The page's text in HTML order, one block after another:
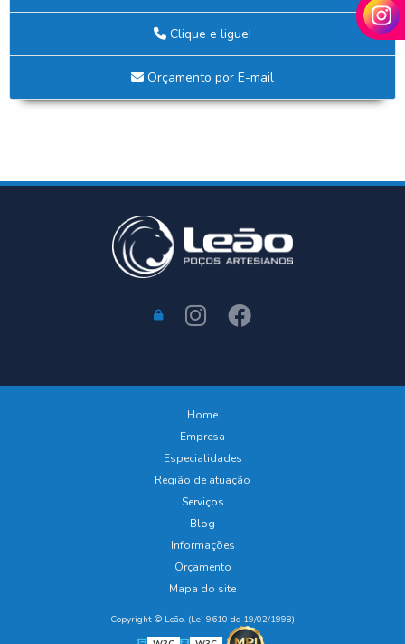
Nova fachada da Leão Poços Artesianos!
O BARATO PODE LHE CUSTAR CARO
PALESTRA DE CONSCIENTIZAÇÃO NOVEMBRO AZUL!
POÇO MAL INSTALADO SAÍ BARATO, MAS CUSTA CARO
SIPAT 2024: Segurança em Primeiro Lugar!
Clique e ligue!
Orçamento por E-mail
Home
Empresa
Especialidades
Região de atuação
Serviços
Blog
Informações
Orçamento
Mapa do site
Copyright © Leão. (Lei 9610 de 19/02/1998)